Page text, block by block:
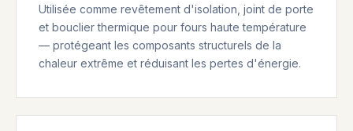
Utilisée comme revêtement d'isolation, joint de porte
et bouclier thermique pour fours haute température
— protégeant les composants structurels de la
chaleur extrême et réduisant les pertes d'énergie.